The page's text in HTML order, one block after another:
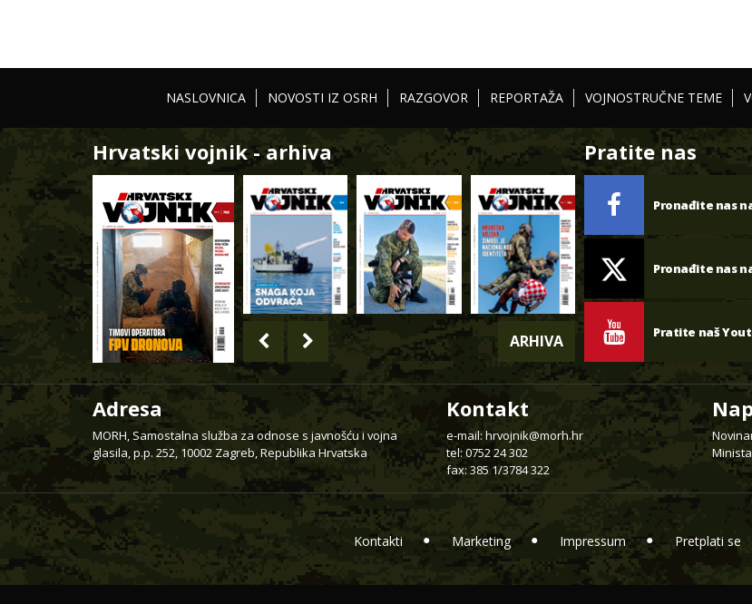
NASLOVNICA NOVOSTI IZ OSRH RAZGOVOR REPORTAŽA VOJNOSTRUČNE TEME
Hrvatski vojnik - arhiva
ARHIVA
Pratite nas
Pronađite nas
Pronađite nas
Pratite naš
Adresa
MORH, Samostalna služba za odnose s javnošću i vojna
glasila, p.p. 252, 10002 Zagreb, Republika Hrvatska
Kontakt
e-mail: hrvojnik@morh.hr
tel: 0752 24 302
fax: 385 1/3784 322
Kontakti Marketing Impressum Pretplati se